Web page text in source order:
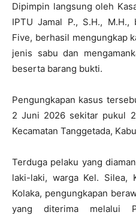
Dipimpin langsung oleh
IPTU Jamal P., S.H., M.H.,
Five, berhasil mengungkap
jenis sabu dan
beserta barang bukti.
Pengungkapan kasus
2 Juni 2026 sekitar pukul
Kecamatan Tanggetada,
Terduga pelaku yang
laki-laki, warga Kel. Silea,
Kolaka, pengungkapan
yang diterima melalui